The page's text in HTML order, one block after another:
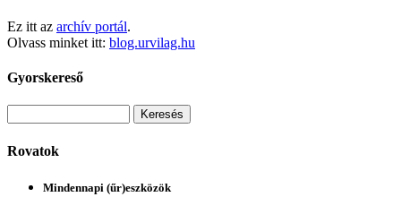
Ez itt az archív portál.
Olvass minket itt: blog.urvilag.hu
Gyorskereső
Rovatok
Mindennapi (űr)eszközök